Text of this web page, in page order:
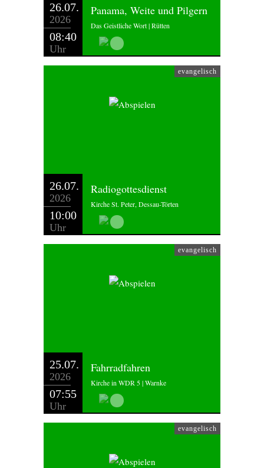
26.07.
2026
08:40
Uhr
Panama, Weite und Pilgern
Das Geistliche Wort | Rütten
evangelisch
26.07.
2026
10:00
Uhr
Radiogottesdienst
Kirche St. Peter, Dessau-Törten
evangelisch
25.07.
2026
07:55
Uhr
Fahrradfahren
Kirche in WDR 5 | Warnke
evangelisch